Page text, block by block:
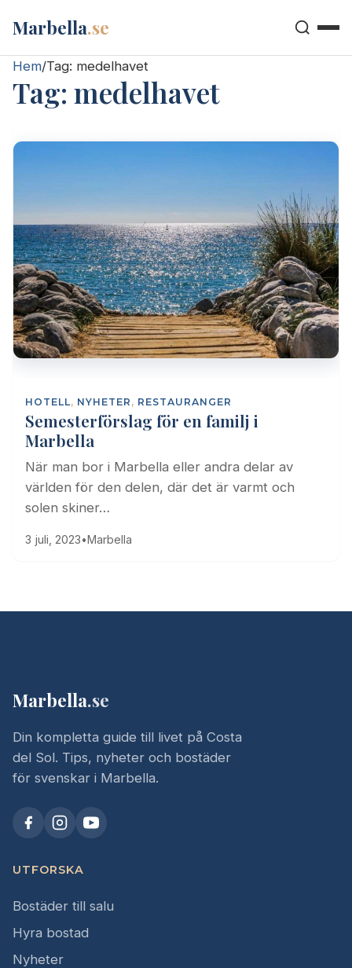
Marbella.se
Hem/Tag: medelhavet
Tag: medelhavet
HOTELL, NYHETER , RESTAURANGER
Semesterförslag för en familj i
Marbella
När man bor i Marbella eller andra delar av
världen för den delen, där det är varmt och
solen skiner…
3 juli, 2023•Marbella
Marbella.se
Din kompletta guide till livet på Costa
del Sol. Tips, nyheter och bostäder
för svenskar i Marbella.
UTFORSKA
Bostäder till salu
Hyra bostad
Nyheter